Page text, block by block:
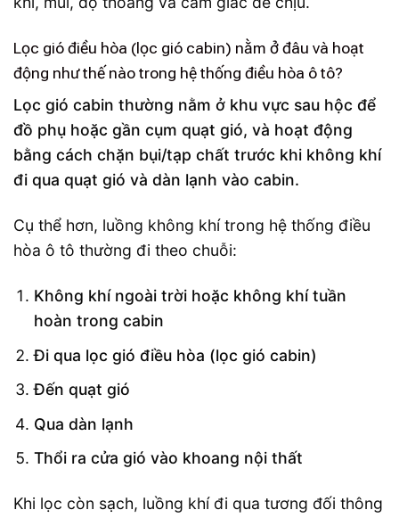
Lọc gió điều hòa (lọc gió cabin) nằm ở đâu và hoạt
động như thế nào trong hệ thống điều hòa ô tô?
Lọc gió cabin thường nằm ở khu vực sau hộc để
đồ phụ hoặc gần cụm quạt gió, và hoạt động
bằng cách chặn bụi/tạp chất trước khi không khí
đi qua quạt gió và dàn lạnh vào cabin.
Cụ thể hơn, luồng không khí trong hệ thống điều
hòa ô tô thường đi theo chuỗi:
Không khí ngoài trời hoặc không khí tuần
hoàn trong cabin
Đi qua lọc gió điều hòa (lọc gió cabin)
Đến quạt gió
Qua dàn lạnh
Thổi ra cửa gió vào khoang nội thất
Khi lọc còn sạch, luồng khí đi qua tương đối thông